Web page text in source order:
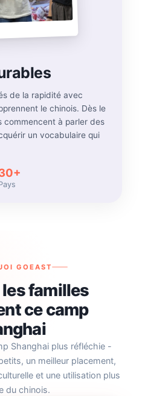
de la rapidité avec
le chinois. Dès le
commencent à parler des
un vocabulaire qui
GOEAST
familles
ce camp
Shanghai plus réfléchie -
un meilleur placement,
et une utilisation plus
du chinois.